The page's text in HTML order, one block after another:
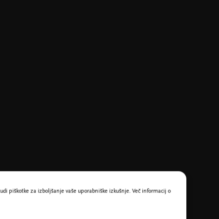
piškotke za izboljšanje vaše uporabniške izkušnje. Več informacij o